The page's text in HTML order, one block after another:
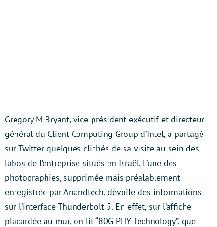
Gregory M Bryant, vice-président exécutif et directeur
général du Client Computing Group d’Intel, a partagé
sur Twitter quelques clichés de sa visite au sein des
labos de l’entreprise situés en Israël. L’une des
photographies, supprimée mais préalablement
enregistrée par Anandtech, dévoile des informations
sur l’interface Thunderbolt 5. En effet, sur l’affiche
placardée au mur, on lit “80G PHY Technology”, que